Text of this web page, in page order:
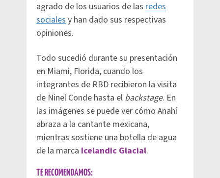
agrado de los usuarios de las redes
socialesy han dado sus respectivas
opiniones.
Todo sucedió durante su presentación
en Miami, Florida, cuando los
integrantes de RBD recibieron la visita
de Ninel Conde hasta el backstage. En
las imágenes se puede ver cómo Anahí
abraza a la cantante mexicana,
mientras sostiene una botella de agua
de la marca Icelandic Glacial.
TE RECOMENDAMOS: